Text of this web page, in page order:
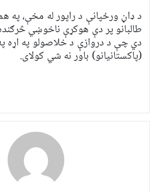
د ډاڼ ورځپانې د راپور له مخې، په
طالبانو پر دې هوکړې ناخوښي
دي چې د دروازې د خلاصولو په اړه
(پاکستانیانو) باور نه شي کولای.